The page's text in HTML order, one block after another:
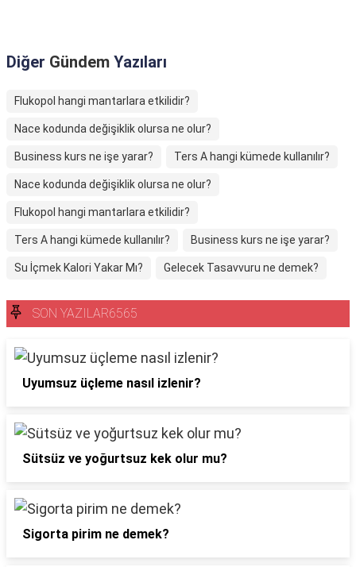
Diğer Gündem Yazıları
Flukopol hangi mantarlara etkilidir?
Nace kodunda değişiklik olursa ne olur?
Business kurs ne işe yarar? Ters A hangi kümede kullanılır?
Nace kodunda değişiklik olursa ne olur?
Flukopol hangi mantarlara etkilidir?
Ters A hangi kümede kullanılır? Business kurs ne işe yarar?
Su İçmek Kalori Yakar Mı? Gelecek Tasavvuru ne demek?
SON YAZILAR6565
Uyumsuz üçleme nasıl izlenir?
Sütsüz ve yoğurtsuz kek olur mu?
Sigorta pirim ne demek?